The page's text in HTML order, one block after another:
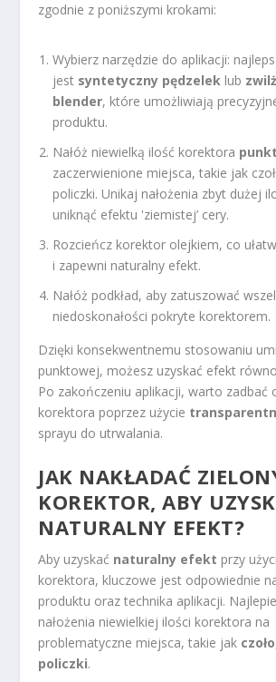
zgodnie z poniższymi krokami:
Wybierz narzędzie do aplikacji:
jest syntetyczny pędzelek lub
blender, które umożliwiają
produktu.
Nałóż niewielką ilość korektora
zaczerwienione miejsca, takie jak
policzki. Unikaj nałożenia zbyt dużej
uniknąć efektu 'ziemistej’ cery.
Rozcieńcz korektor olejkiem, co
i zapewni naturalny efekt.
Nałóż podkład, aby zatuszować
niedoskonałości pokryte korektorem.
Dzięki konsekwentnemu stosowaniu
punktowej, możesz uzyskać efekt
Po zakończeniu aplikacji, warto zadbać
korektora poprzez użycie
sprayu do utrwalania.
JAK NAKŁADAĆ
KOREKTOR, ABY
NATURALNY EFEKT?
Aby uzyskać naturalny efekt przy
korektora, kluczowe jest odpowiednie
produktu oraz technika aplikacji.
nałożenia niewielkiej ilości korektora na
problematyczne miejsca, takie jak czoło
policzki.